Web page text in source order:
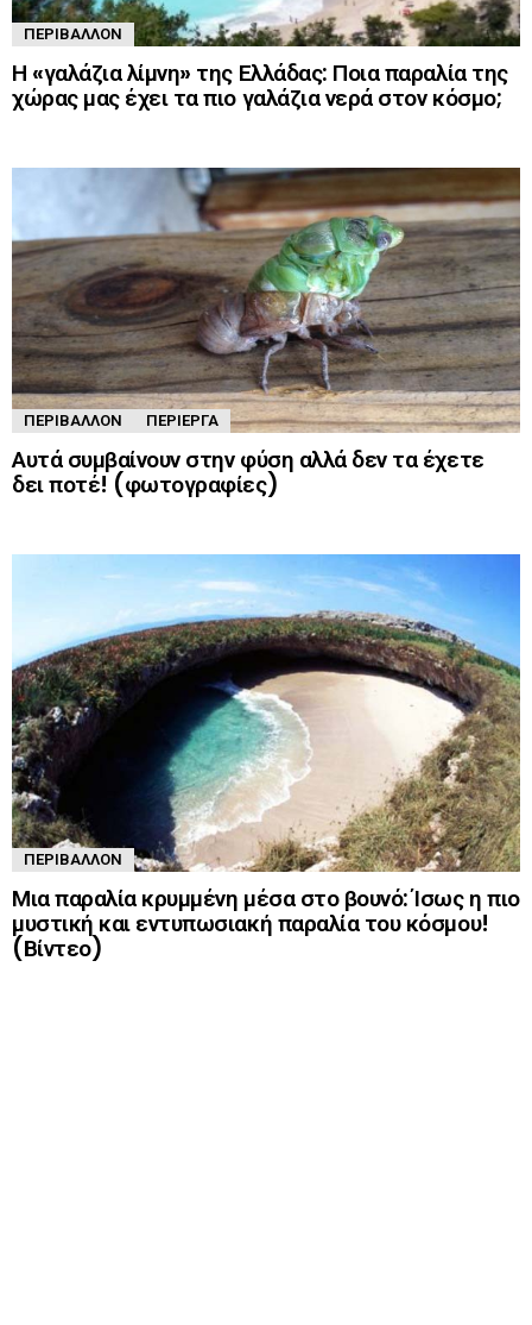
ΠΕΡΙΒΆΛΛΟΝ
Η «γαλάζια λίμνη» της Ελλάδας: Ποια παραλία της
χώρας μας έχει τα πιο γαλάζια νερά στον κόσμο;
ΠΕΡΙΒΆΛΛΟΝ ΠΕΡΊΕΡΓΑ
Αυτά συμβαίνουν στην φύση αλλά δεν τα έχετε
δει ποτέ! (φωτογραφίες)
ΠΕΡΙΒΆΛΛΟΝ
Μια παραλία κρυμμένη μέσα στο βουνό: Ίσως η πιο
μυστική και εντυπωσιακή παραλία του κόσμου!
(Βίντεο)